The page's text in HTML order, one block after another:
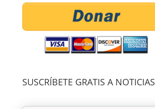
SUSCRÍBETE GRATIS A NOTICIAS